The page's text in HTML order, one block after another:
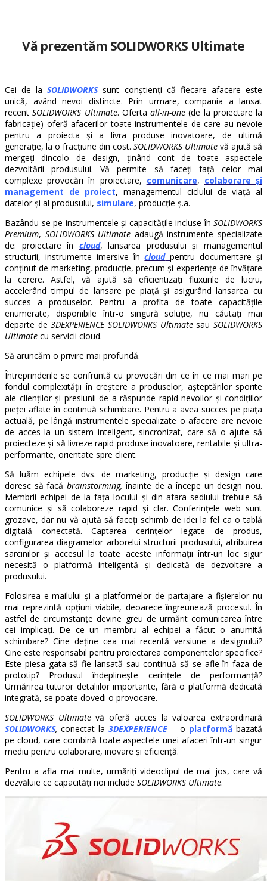
Vă prezentăm SOLIDWORKS Ultimate
Cei de laSOLIDWORKS sunt conștienți că fiecare afacere este
unică, având nevoi distincte. Prin urmare, compania a lansat
recentSOLIDWORKS Ultimate. Oferta all-in-one (de la proiectare la
fabricație) oferă afacerilor toate instrumentele de care au nevoie
pentru a proiecta și a livra produse inovatoare, de ultimă
generație, la o fracțiune din cost. SOLIDWORKS Ultimate vă ajută să
mergeți dincolo de design, ținând cont de toate aspectele
dezvoltării produsului. Vă permite să faceți față celor mai
complexe provocări în proiectare, comunicare, colaborare și
management de proiect, managementul ciclului de viață al
datelor și al produsului, simulare, producție ș.a.
Bazându-se pe instrumentele și capacitățile incluse în SOLIDWORKS
Premium, SOLIDWORKS Ultimate adaugă instrumente specializate
de: proiectare în cloud, lansarea produsului și managementul
structurii, instrumente imersive încloud pentru documentare și
conținut de marketing, producție, precum și experiențe de învățare
la cerere. Astfel, vă ajută să eficientizați fluxurile de lucru,
accelerând timpul de lansare pe piață și asigurând lansarea cu
succes a produselor. Pentru a profita de toate capacitățile
enumerate, disponibile într-o singură soluție, nu căutați mai
departe de3DEXPERIENCE SOLIDWORKS UltimatesauSOLIDWORKS
Ultimate cu servicii cloud.
Să aruncăm o privire mai profundă.
Întreprinderile se confruntă cu provocări din ce în ce mai mari pe
fondul complexității în creștere a produselor, așteptărilor sporite
ale clienților și presiunii de a răspunde rapid nevoilor și condițiilor
pieței aflate în continuă schimbare. Pentru a avea succes pe piața
actuală, pe lângă instrumentele specializate o afacere are nevoie
de acces la un sistem inteligent, sincronizat, care să o ajute să
proiecteze și să livreze rapid produse inovatoare, rentabile și ultra-
performante, orientate spre client.
Să luăm echipele dvs. de marketing, producție și design care
doresc să facăbrainstorming, înainte de a începe un design nou.
Membrii echipei de la fața locului și din afara sediului trebuie să
comunice și să colaboreze rapid și clar. Conferințele web sunt
grozave, dar nu vă ajută să faceți schimb de idei la fel ca o tablă
digitală conectată. Captarea cerințelor legate de produs,
configurarea diagramelor arborelui structurii produsului, atribuirea
sarcinilor și accesul la toate aceste informații într-un loc sigur
necesită o platformă inteligentă și dedicată de dezvoltare a
produsului.
Folosirea e-mailului și a platformelor de partajare a fișierelor nu
mai reprezintă opțiuni viabile, deoarece îngreunează procesul. În
astfel de circumstanțe devine greu de urmărit comunicarea între
cei implicați. De ce un membru al echipei a făcut o anumită
schimbare? Cine deține cea mai recentă versiune a designului?
Cine este responsabil pentru proiectarea componentelor specifice?
Este piesa gata să fie lansată sau continuă să se afle în faza de
prototip? Produsul îndeplinește cerințele de performanță?
Urmărirea tuturor detaliilor importante, fără o platformă dedicată
integrată, se poate dovedi o provocare.
SOLIDWORKS Ultimatevă oferă acces la valoarea extraordinară
SOLIDWORKS, conectat la3DEXPERIENCE – o platformăbazată
pe cloud, care combină toate aspectele unei afaceri într-un singur
mediu pentru colaborare, inovare și eficiență.
Pentru a afla mai multe, urmăriți videoclipul de mai jos, care vă
dezvăluie ce capacități noi include SOLIDWORKS Ultimate.